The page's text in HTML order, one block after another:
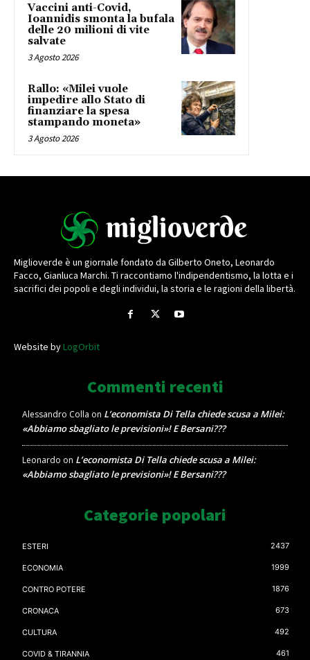
Vaccini anti-Covid,
Ioannidis smonta la bufala
delle 20 milioni di vite
salvate
3 Agosto 2026
Rallo: «Milei vuole
impedire allo Stato di
finanziare la spesa
stampando moneta»
3 Agosto 2026
Miglioverde è un giornale fondato da Gilberto Oneto, Leonardo
Facco, Gianluca Marchi. Ti raccontiamo l'indipendentismo, la lotta e i
sacrifici dei popoli e degli individui, la storia e le ragioni della libertà.
Website byLogOrbit
Commenti recenti
Alessandro Colla on L’economista Di Tella chiede scusa a Milei:
«Abbiamo sbagliato le previsioni»! E Bersani???
Leonardo on L’economista Di Tella chiede scusa a Milei:
«Abbiamo sbagliato le previsioni»! E Bersani???
Categorie popolari
ESTERI 2437
ECONOMIA 1999
CONTRO POTERE 1876
CRONACA 673
CULTURA 492
COVID & TIRANNIA 461